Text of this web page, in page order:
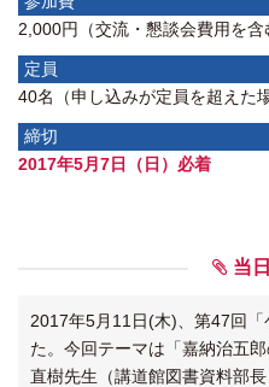
2,000円（交流・懇談会費用を含
定員
40名（申し込みが定員を超えた
締切
2017年5月7日（日）必着
当
2017年5月11日(木)、第47回
た。今回テーマは「嘉納治五
直樹先生（講道館図書資料部長